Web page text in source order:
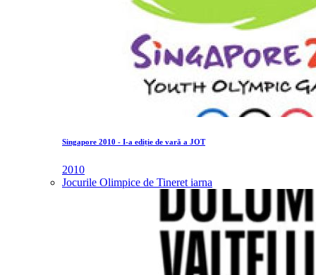
Singapore 2010 - I-a ediție de vară a JOT
2010
Jocurile Olimpice de Tineret iarna